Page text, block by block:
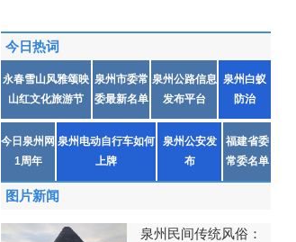
今日热词
永春雪山风雅颂映
山红文化旅游节
泉州市委常
委最新名单
泉州公路信息
发布平台
泉州白蚁
防治
今日泉州网
1周年
泉州电动自行车如何
上牌
泉州公安发
布
福建省委
常委名单
图片新闻
泉州民间传统风俗：